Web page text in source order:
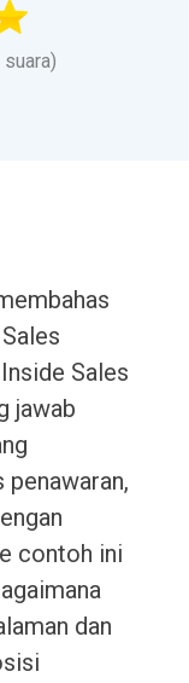
Sales
jawab
penawaran,
contoh ini
dan